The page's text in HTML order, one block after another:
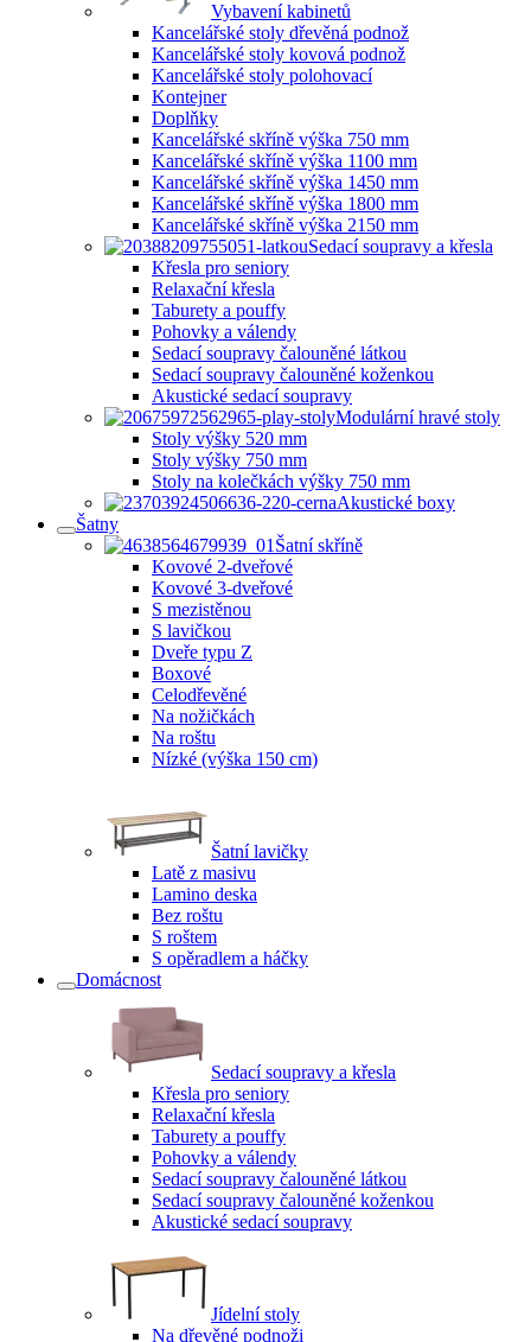
Vybavení kabinetů
Kancelářské stoly dřevěná podnož
Kancelářské stoly kovová podnož
Kancelářské stoly polohovací
Kontejner
Doplňky
Kancelářské skříně výška 750 mm
Kancelářské skříně výška 1100 mm
Kancelářské skříně výška 1450 mm
Kancelářské skříně výška 1800 mm
Kancelářské skříně výška 2150 mm
Sedací soupravy a křesla
Křesla pro seniory
Relaxační křesla
Taburety a pouffy
Pohovky a válendy
Sedací soupravy čalouněné látkou
Sedací soupravy čalouněné koženkou
Akustické sedací soupravy
Modulární hravé stoly
Stoly výšky 520 mm
Stoly výšky 750 mm
Stoly na kolečkách výšky 750 mm
Akustické boxy
Šatny
Šatní skříně
Kovové 2-dveřové
Kovové 3-dveřové
S mezistěnou
S lavičkou
Dveře typu Z
Boxové
Celodřevěné
Na nožičkách
Na roštu
Nízké (výška 150 cm)
Šatní lavičky
Latě z masivu
Lamino deska
Bez roštu
S roštem
S opěradlem a háčky
Domácnost
Sedací soupravy a křesla
Křesla pro seniory
Relaxační křesla
Taburety a pouffy
Pohovky a válendy
Sedací soupravy čalouněné látkou
Sedací soupravy čalouněné koženkou
Akustické sedací soupravy
Jídelní stoly
Na dřevěné podnoži